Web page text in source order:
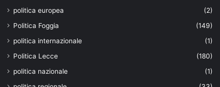
politica europea
(2)
Politica Foggia
(149)
politica internazionale
(1)
Politica Lecce
(180)
politica nazionale
(1)